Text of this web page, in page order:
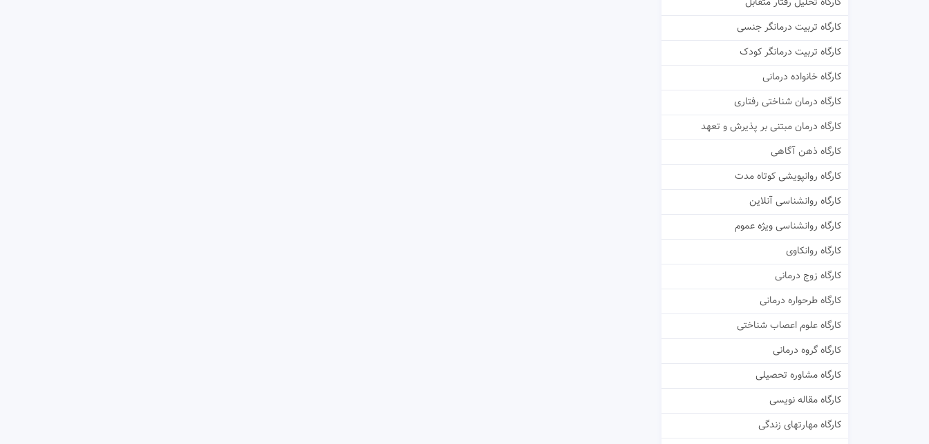
کارگاه تربیت درمانگر جنسی
کارگاه تربیت درمانگر کودک
کارگاه خانواده درمانی
کارگاه درمان شناختی رفتاری
کارگاه درمان مبتنی بر پذیرش و تعهد
کارگاه ذهن آگاهی
کارگاه روانپویشی کوتاه مدت
کارگاه روانشناسی آنلاین
کارگاه روانشناسی ویژه عموم
کارگاه روانکاوی
کارگاه زوج درمانی
کارگاه طرحواره درمانی
کارگاه علوم اعصاب شناختی
کارگاه گروه درمانی
کارگاه مشاوره تحصیلی
کارگاه مقاله نویسی
کارگاه مهارتهای زندگی